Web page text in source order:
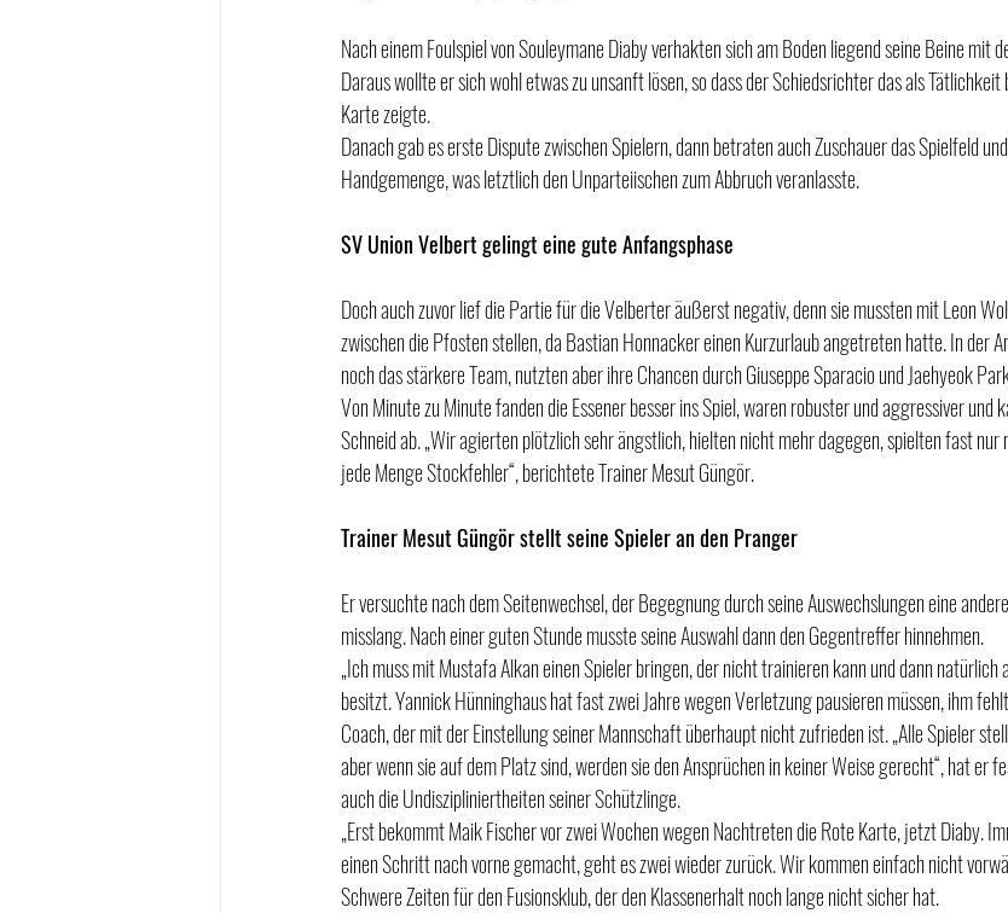
Nach einem Foulspiel von Souleymane Diaby verhakten sich am Boden liegend seine Beine mit
Daraus wollte er sich wohl etwas zu unsanft lösen, so dass der Schiedsrichter das als
Karte zeigte.
Danach gab es erste Dispute zwischen Spielern, dann betraten auch Zuschauer das Spielfeld
Handgemenge, was letztlich den Unparteiischen zum Abbruch veranlasste.
SV Union Velbert gelingt eine gute Anfangsphase
Doch auch zuvor lief die Partie für die Velberter äußerst negativ, denn sie mussten mit Leon
zwischen die Pfosten stellen, da Bastian Honnacker einen Kurzurlaub angetreten hatte. In der
noch das stärkere Team, nutzten aber ihre Chancen durch Giuseppe Sparacio und Jaehyeok
Von Minute zu Minute fanden die Essener besser ins Spiel, waren robuster und aggressiver und
Schneid ab. „Wir agierten plötzlich sehr ängstlich, hielten nicht mehr dagegen, spielten fast nur
jede Menge Stockfehler“, berichtete Trainer Mesut Güngör.
Trainer Mesut Güngör stellt seine Spieler an den Pranger
Er versuchte nach dem Seitenwechsel, der Begegnung durch seine Auswechslungen eine
misslang. Nach einer guten Stunde musste seine Auswahl dann den Gegentreffer hinnehmen.
„Ich muss mit Mustafa Alkan einen Spieler bringen, der nicht trainieren kann und dann
besitzt. Yannick Hünninghaus hat fast zwei Jahre wegen Verletzung pausieren müssen, ihm
Coach, der mit der Einstellung seiner Mannschaft überhaupt nicht zufrieden ist. „Alle Spieler
aber wenn sie auf dem Platz sind, werden sie den Ansprüchen in keiner Weise gerecht“, hat er
auch die Undiszipliniertheiten seiner Schützlinge.
„Erst bekommt Maik Fischer vor zwei Wochen wegen Nachtreten die Rote Karte, jetzt Diaby.
einen Schritt nach vorne gemacht, geht es zwei wieder zurück. Wir kommen einfach nicht
Schwere Zeiten für den Fusionsklub, der den Klassenerhalt noch lange nicht sicher hat.